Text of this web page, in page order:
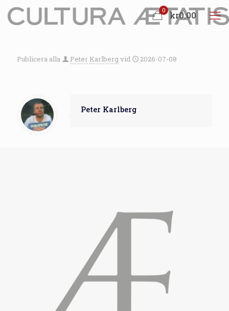
0 kr0.00
Publicera alla Peter Karlbergvid 2026-07-08
Peter Karlberg